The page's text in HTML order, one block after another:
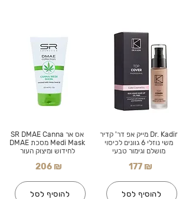
אס אר SR DMAE Canna
Medi Mask מסכת DMAE
לחידוש ומיצוק העור
206 ₪
להוסיף לסל
Dr. Kadir מייק אפ דר' קדיר
משי נוזלי 6 גוונים לכיסוי
מושלם וגימור טבעי
177 ₪
להוסיף לסל